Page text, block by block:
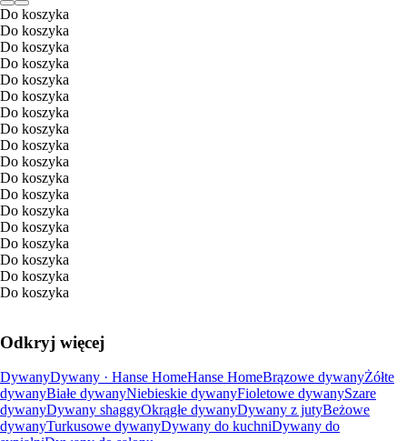
Do koszyka
Do koszyka
Do koszyka
Do koszyka
Do koszyka
Do koszyka
Do koszyka
Do koszyka
Do koszyka
Do koszyka
Do koszyka
Do koszyka
Do koszyka
Do koszyka
Do koszyka
Do koszyka
Do koszyka
Do koszyka
Odkryj więcej
DywanyDywany · Hanse HomeHanse HomeBrązowe dywanyŻółte
dywanyBiałe dywanyNiebieskie dywanyFioletowe dywanySzare
dywanyDywany shaggyOkrągłe dywanyDywany z jutyBeżowe
dywanyTurkusowe dywanyDywany do kuchniDywany do